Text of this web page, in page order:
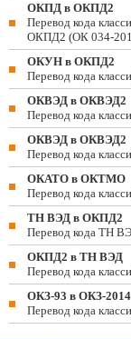
ОКПД в ОКПД2
Перевод кода
ОКПД2 (ОК 034-
ОКУН в ОКПД2
Перевод кода
ОКВЭД в ОКВЭД2
Перевод кода
ОКВЭД в ОКВЭД2
Перевод кода
ОКАТО в ОКТМО
Перевод кода
ТН ВЭД в ОКПД2
Перевод кода ТН
ОКПД2 в ТН ВЭД
Перевод кода
ОКЗ-93 в ОКЗ-2014
Перевод кода